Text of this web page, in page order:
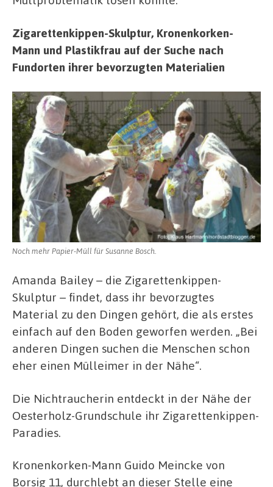
Zigarettenkippen-Skulptur, Kronenkorken-
Mann und Plastikfrau auf der Suche nach
Fundorten ihrer bevorzugten Materialien
Noch mehr Papier-Müll für Susanne Bosch.
Amanda Bailey – die Zigarettenkippen-
Skulptur – findet, dass ihr bevorzugtes
Material zu den Dingen gehört, die als erstes
einfach auf den Boden geworfen werden. „Bei
anderen Dingen suchen die Menschen schon
eher einen Mülleimer in der Nähe“.
Die Nichtraucherin entdeckt in der Nähe der
Oesterholz-Grundschule ihr Zigarettenkippen-
Paradies.
Kronenkorken-Mann Guido Meincke von
Borsig 11, durchlebt an dieser Stelle eine